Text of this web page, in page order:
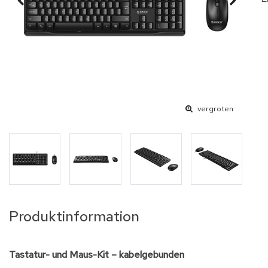
vergroten
Produktinformation
Tastatur- und Maus-Kit – kabelgebunden